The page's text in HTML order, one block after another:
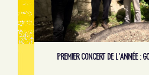
PREMIER CONCERT DE L'ANNÉE :